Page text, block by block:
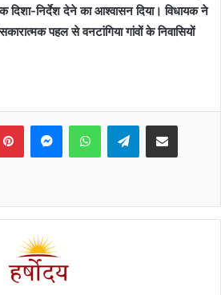
दिशा-निर्देश देने का आश्वासन दिया। विधायक ने
पहल से वनटांगिया गांवों के निवासियों
PinterestMessengerWhatsAppTelegramShare via Email